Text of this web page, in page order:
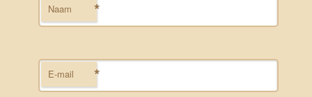
Naam *
E-mail *